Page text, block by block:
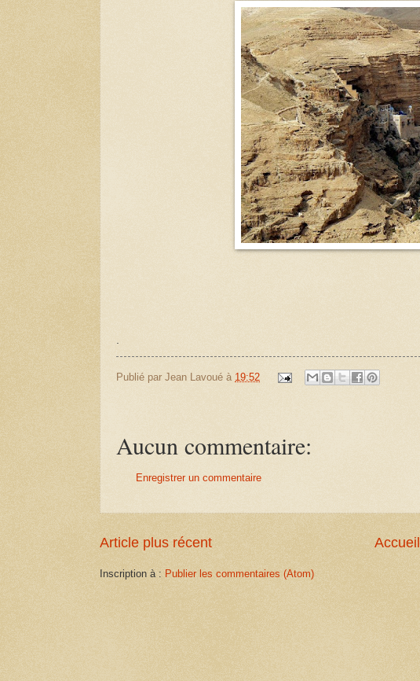
Publié par Jean Lavoué à 19:52
Aucun commentaire:
Enregistrer un commentaire
Article plus récent Accueil
Inscription à : Publier les commentaires (Atom)